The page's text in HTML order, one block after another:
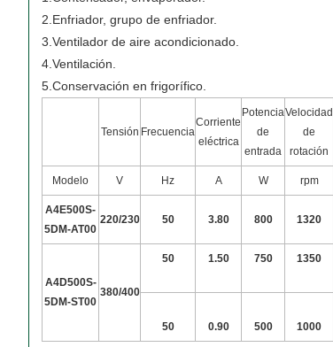
2.Enfriador, grupo de enfriador.
3.Ventilador de aire acondicionado.
4.Ventilación.
5.Conservación en frigorífico.
Tensión Frecuencia
Corriente
eléctrica
Potencia
de
entrada
Velocidad
de
rotación
Modelo V Hz A W rpm
A4E500S-
5DM-AT00
220/230 50 3.80 800 1320
A4D500S-
5DM-ST00
380/400
50 1.50 750 1350
50 0.90 500 1000